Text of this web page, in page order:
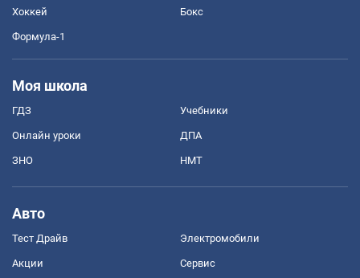
Хоккей Бокс
Формула-1
Моя школа
ГДЗ Учебники
Онлайн уроки ДПА
ЗНО НМТ
Авто
Тест Драйв Электромобили
Акции Сервис